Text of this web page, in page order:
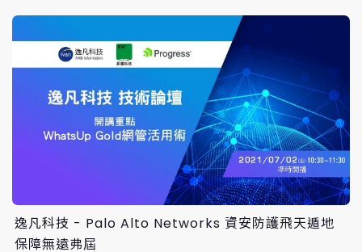
逸凡科技 - Palo Alto Networks 資安防護飛天遁地
保障無遠弗屆